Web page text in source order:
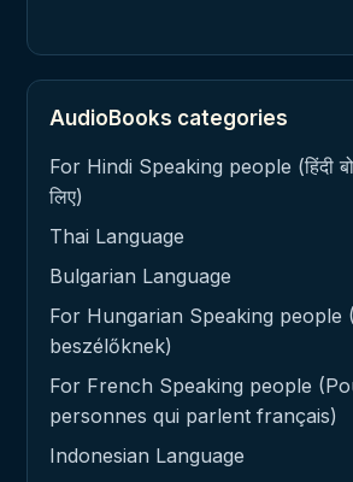
AudioBooks categories
For Hindi Speaking people (हिंदी
लिए)
Thai Language
Bulgarian Language
For Hungarian Speaking people
beszélőknek)
For French Speaking people
personnes qui parlent français)
Indonesian Language